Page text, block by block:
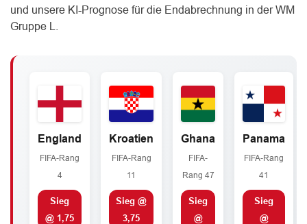
und unsere KI-Prognose für die Endabrechnung in der WM
Gruppe L.
England
FIFA-Rang
4
Sieg
@ 1,75
Kroatien
FIFA-Rang
11
Sieg @
3,75
Ghana
FIFA-
Rang 47
Sieg
@
Panama
FIFA-Rang
41
Sieg
@